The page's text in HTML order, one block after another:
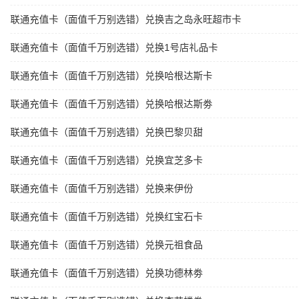
联通充值卡（面值千万别选错）兑换吉之岛永旺超市卡
联通充值卡（面值千万别选错）兑换1号店礼品卡
联通充值卡（面值千万别选错）兑换哈根达斯卡
联通充值卡（面值千万别选错）兑换哈根达斯劵
联通充值卡（面值千万别选错）兑换巴黎贝甜
联通充值卡（面值千万别选错）兑换宜芝多卡
联通充值卡（面值千万别选错）兑换来伊份
联通充值卡（面值千万别选错）兑换红宝石卡
联通充值卡（面值千万别选错）兑换元祖食品
联通充值卡（面值千万别选错）兑换功德林劵